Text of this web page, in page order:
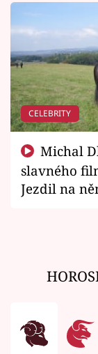
CELEBRITY
slavného
Jezdil na